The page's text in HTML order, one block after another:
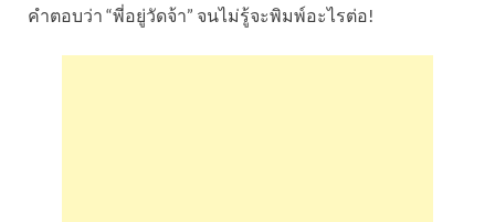
คำตอบว่า “พี่อยู่วัดจ้า” จนไม่รู้จะพิมพ์อะไรต่อ!